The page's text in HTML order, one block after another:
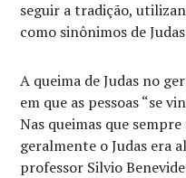
seguir a tradição,
como sinônimos de
A queima de Judas no
em que as pessoas “se
Nas queimas que
geralmente o Judas era
professor Silvio